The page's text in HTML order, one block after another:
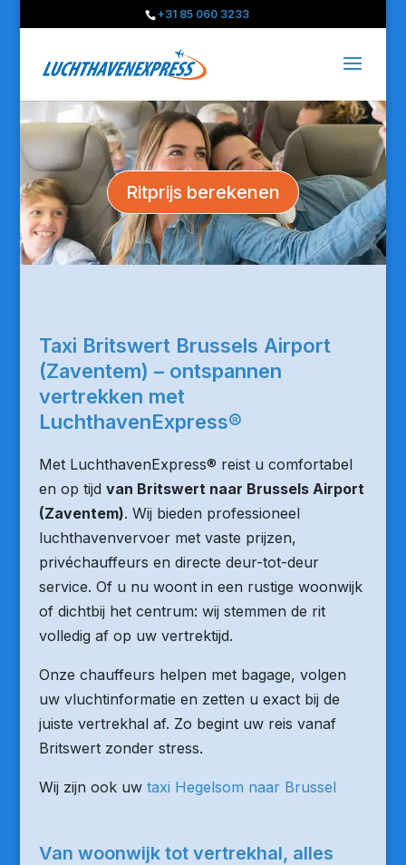
+31 85 060 3233
Ritprijs berekenen
Taxi Britswert Brussels Airport
(Zaventem) – ontspannen
vertrekken met
LuchthavenExpress®
Met LuchthavenExpress® reist u comfortabel
en op tijd van Britswert naar Brussels Airport
(Zaventem). Wij bieden professioneel
luchthavenvervoer met vaste prijzen,
privéchauffeurs en directe deur-tot-deur
service. Of u nu woont in een rustige woonwijk
of dichtbij het centrum: wij stemmen de rit
volledig af op uw vertrektijd.
Onze chauffeurs helpen met bagage, volgen
uw vluchtinformatie en zetten u exact bij de
juiste vertrekhal af. Zo begint uw reis vanaf
Britswert zonder stress.
Wij zijn ook uw taxi Hegelsom naar Brussel
Van woonwijk tot vertrekhal, alles